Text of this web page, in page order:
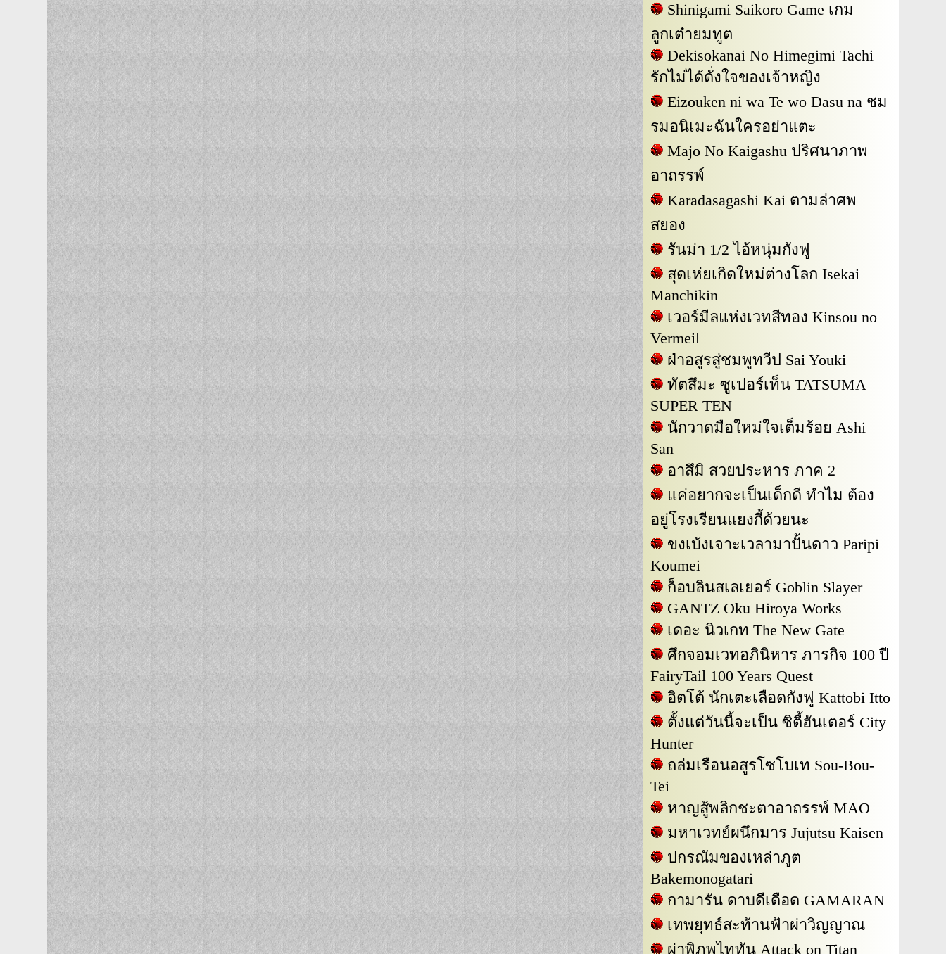
Shinigami Saikoro Game เกม
ลูกเต๋ายมทูต
Dekisokanai No Himegimi Tachi
รักไม่ได้ดั่งใจของเจ้าหญิง
Eizouken ni wa Te wo Dasu na ชม
รมอนิเมะฉันใครอย่าแตะ
Majo No Kaigashu ปริศนาภาพ
อาถรรพ์
Karadasagashi Kai ตามล่าศพ
สยอง
รันม่า 1/2 ไอ้หนุ่มกังฟู
สุดเห่ยเกิดใหม่ต่างโลก Isekai
Manchikin
เวอร์มีลแห่งเวทสีทอง Kinsou no
Vermeil
ฝ่าอสูรสู่ชมพูทวีป Sai Youki
ทัตสึมะ ซูเปอร์เท็น TATSUMA
SUPER TEN
นักวาดมือใหม่ใจเต็มร้อย Ashi
San
อาสึมิ สวยประหาร ภาค 2
แค่อยากจะเป็นเด็กดี ทำไม ต้อง
อยู่โรงเรียนแยงกี้ด้วยนะ
ขงเบ้งเจาะเวลามาปั้นดาว Paripi
Koumei
ก็อบลินสเลเยอร์ Goblin Slayer
GANTZ Oku Hiroya Works
เดอะ นิวเกท The New Gate
ศึกจอมเวทอภินิหาร ภารกิจ 100 ปี
FairyTail 100 Years Quest
อิตโต้ นักเตะเลือดกังฟู Kattobi Itto
ตั้งแต่วันนี้จะเป็น ซิตี้ฮันเตอร์ City
Hunter
ถล่มเรือนอสูรโซโบเท Sou-Bou-
Tei
หาญสู้พลิกชะตาอาถรรพ์ MAO
มหาเวทย์ผนึกมาร Jujutsu Kaisen
ปกรณัมของเหล่าภูต
Bakemonogatari
กามารัน ดาบดีเดือด GAMARAN
เทพยุทธ์สะท้านฟ้าผ่าวิญญาณ
ผ่าพิภพไททัน Attack on Titan